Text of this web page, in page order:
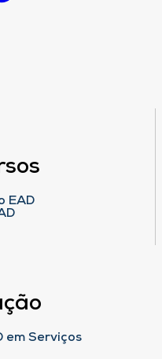
EAD
em Serviços